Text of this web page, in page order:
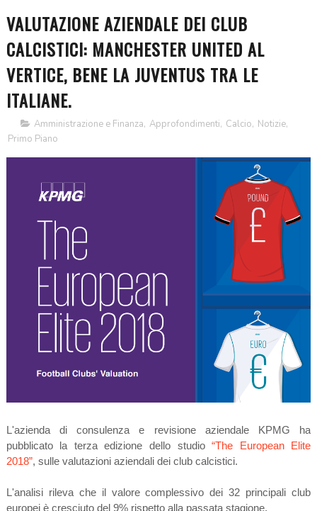
VALUTAZIONE AZIENDALE DEI CLUB
CALCISTICI: MANCHESTER UNITED AL
VERTICE, BENE LA JUVENTUS TRA LE
ITALIANE.
Amministrazione e Finanza, Approfondimenti, Calcio, Notizie,
Primo Piano
L'azienda di consulenza e revisione aziendale KPMG ha
pubblicato la terza edizione dello studio“The European Elite
2018”, sulle valutazioni aziendali dei club calcistici.
L'analisi rileva che il valore complessivo dei 32 principali club
europei è cresciuto del 9% rispetto alla passata stagione.